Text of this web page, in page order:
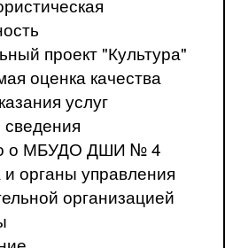
проект "Культура"
оценка качества
услуг
о МБУДО ДШИ № 4
и органы управления
организацией